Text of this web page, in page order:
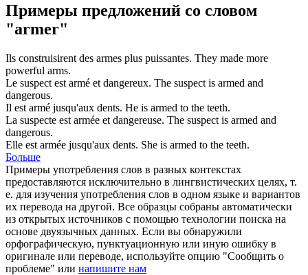
Примеры предложений со словом
"armer"
Ils construisirent des armes plus puissantes. They made more
powerful arms.
Le suspect est armé et dangereux. The suspect is armed and
dangerous.
Il est armé jusqu'aux dents. He is armed to the teeth.
La suspecte est armée et dangereuse. The suspect is armed and
dangerous.
Elle est armée jusqu'aux dents. She is armed to the teeth.
Больше
Примеры употребления слов в разных контекстах
предоставляются исключительно в лингвистических целях, т.
е. для изучения употребления слов в одном языке и вариантов
их перевода на другой. Все образцы собраны автоматически
из открытых источников с помощью технологии поиска на
основе двуязычных данных. Если вы обнаружили
орфографическую, пунктуационную или иную ошибку в
оригинале или переводе, используйте опцию "Сообщить о
проблеме" или напишите нам